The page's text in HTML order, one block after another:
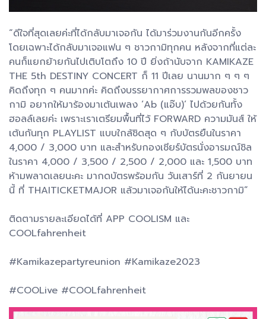
“ดีใจที่สุดเลยค่ะที่ได้กลับมาเจอกัน ได้มาร่วมงานกันอีกครั้ง
โดยเฉพาะได้กลับมาเจอแฟน ๆ ชาวกามิทุกคน หลังจากที่แต่ละ
คนก็แยกย้ายกันไปเติบโตถึง 10 ปี ยิ่งถ้านับจาก KAMIKAZE
THE 5th DESTINY CONCERT ก็ 11 ปีเลย นานมาก ๆ ๆ ๆ
คิดถึงทุก ๆ คนมากค่ะ คิดถึงบรรยากาศการรวมพลของชาว
กามิ อยากให้มาร้องมาเต้นเพลง ‘Ab (แอ๊บ)’ ไปด้วยกันทั้ง
ฮอลล์เลยค่ะ เพราะเราเตรียมพื้นที่ไว้ FORWARD ความมันส์ ให้
เต้นกันทุก PLAYLIST แบบใกล้ชิดสุด ๆ กับบัตรยืนในราคา
4,000 / 3,000 บาท และสำหรับกองเชียร์บัตรนั่งอารมณ์ชิล
ในราคา 4,000 / 3,500 / 2,500 / 2,000 และ 1,500 บาท
ห้ามพลาดเลยนะคะ มากดบัตรพร้อมกัน วันเสาร์ที่ 2 กันยายน
นี้ ที่ THAITICKETMAJOR แล้วมาเจอกันให้ได้นะคะชาวกามิ”
ติดตามรายละเอียดได้ที่ APP COOLISM และ
COOLfahrenheit
#Kamikazepartyreunion #Kamikaze2023
#COOLive #COOLfahrenheit